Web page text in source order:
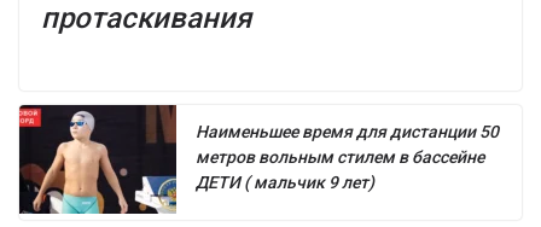
протаскивания
Наименьшее время для дистанции 50
метров вольным стилем в бассейне
ДЕТИ ( мальчик 9 лет)